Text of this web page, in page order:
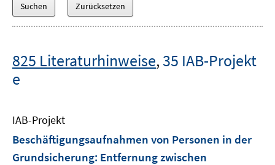
825 Literaturhinweise,35 IAB-Projekt
e
IAB-Projekt
Beschäftigungsaufnahmen von Personen in der
Grundsicherung: Entfernung zwischen